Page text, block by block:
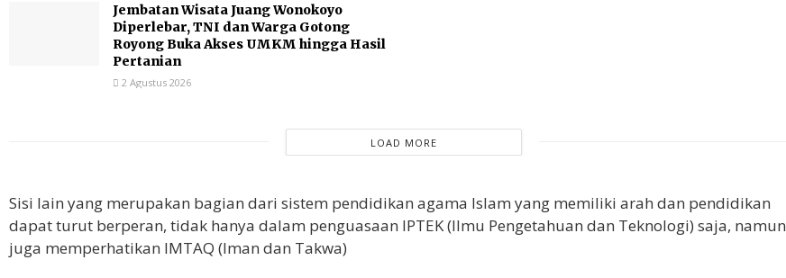
Jembatan Wisata Juang Wonokoyo
Diperlebar, TNI dan Warga Gotong
Royong Buka Akses UMKM hingga Hasil
Pertanian
2 Agustus 2026
LOAD MORE
Sisi lain yang merupakan bagian dari sistem pendidikan agama Islam yang memiliki arah dan pendidikan
dapat turut berperan, tidak hanya dalam penguasaan IPTEK (Ilmu Pengetahuan dan Teknologi) saja, namun
juga memperhatikan IMTAQ (Iman dan Takwa)